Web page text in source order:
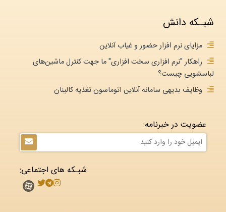
شبـکه دانش
مزایای نرم افزار حضور و غیاب آنلاین
راهکار "نرم افزاری سخت افزاری" ما جهت کنترل ماشین‌های
لباسشویی چیست؟
وظایف بدیهی سامانه آنلاین اتوماسون تغذیه کالینان
عضویت در خبرنامه:
شبـکه های اجتماعی: